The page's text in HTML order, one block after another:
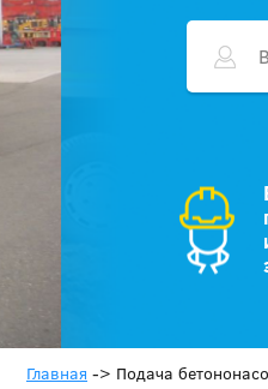
Главная -> Подача